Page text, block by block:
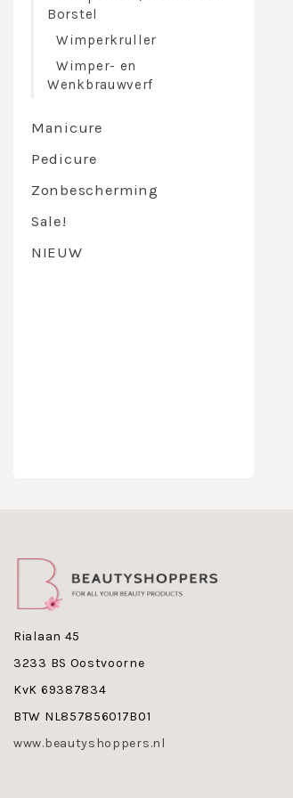
Borstel
Wimperkruller
Wimper- en
Wenkbrauwverf
Manicure
Pedicure
Zonbescherming
Sale!
NIEUW
Rialaan 45
3233 BS Oostvoorne
KvK 69387834
BTW NL857856017B01
www.beautyshoppers.nl